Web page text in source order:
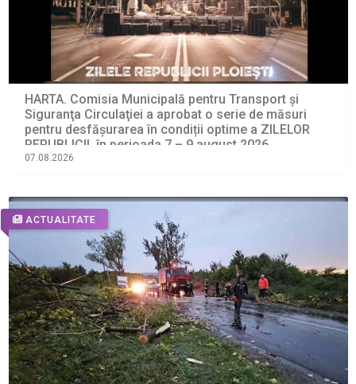
HARTA. Comisia Municipală pentru Transport şi
Siguranţa Circulaţiei a aprobat o serie de măsuri
pentru desfășurarea în condiții optime a ZILELOR
REPUBLICII, în perioada 7 – 9 august 2026
07.08.2026
ACTUALITATE